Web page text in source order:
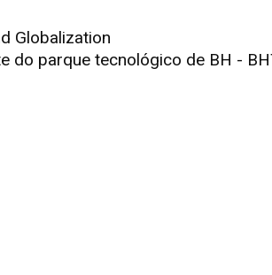
Globalization
do parque tecnológico de BH -